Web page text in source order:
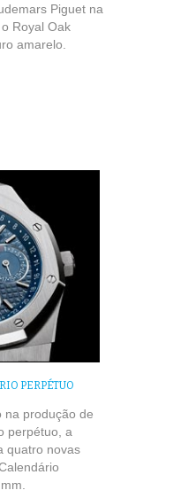
Piguet na
Royal Oak
amarelo.
PERPÉTUO
na produção de
perpétuo, a
quatro novas